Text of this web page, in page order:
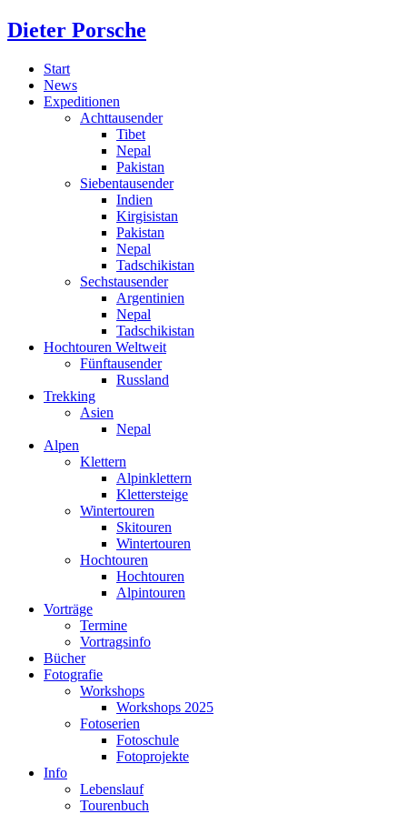
Dieter Porsche
Start
News
Expeditionen
Achttausender
Tibet
Nepal
Pakistan
Siebentausender
Indien
Kirgisistan
Pakistan
Nepal
Tadschikistan
Sechstausender
Argentinien
Nepal
Tadschikistan
Hochtouren Weltweit
Fünftausender
Russland
Trekking
Asien
Nepal
Alpen
Klettern
Alpinklettern
Klettersteige
Wintertouren
Skitouren
Wintertouren
Hochtouren
Hochtouren
Alpintouren
Vorträge
Termine
Vortragsinfo
Bücher
Fotografie
Workshops
Workshops 2025
Fotoserien
Fotoschule
Fotoprojekte
Info
Lebenslauf
Tourenbuch